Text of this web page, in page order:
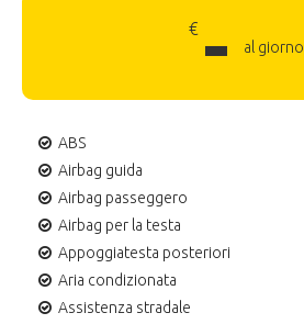
€ - al giorno
ABS
Airbag guida
Airbag passeggero
Airbag per la testa
Appoggiatesta posteriori
Aria condizionata
Assistenza stradale